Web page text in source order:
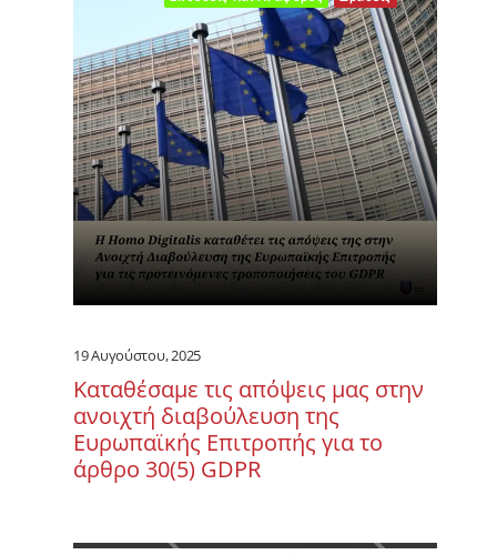
19 Αυγούστου, 2025
Καταθέσαμε τις απόψεις μας στην
ανοιχτή διαβούλευση της
Ευρωπαϊκής Επιτροπής για το
άρθρο 30(5) GDPR